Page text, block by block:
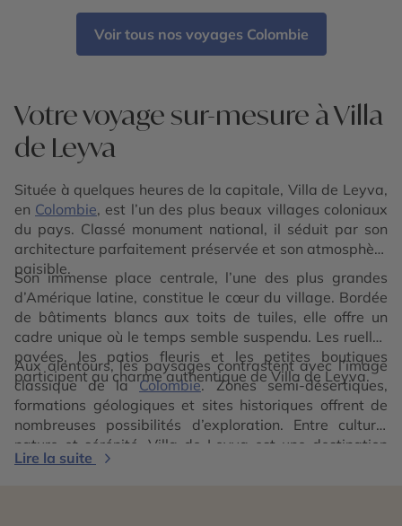
Voir tous nos voyages Colombie
Votre voyage sur-mesure à Villa
de Leyva
Située à quelques heures de la capitale, Villa de Leyva,
en Colombie, est l’un des plus beaux villages coloniaux
du pays. Classé monument national, il séduit par son
architecture parfaitement préservée et son atmosphère
paisible.
Son immense place centrale, l’une des plus grandes
d’Amérique latine, constitue le cœur du village. Bordée
de bâtiments blancs aux toits de tuiles, elle offre un
cadre unique où le temps semble suspendu. Les ruelles
pavées, les patios fleuris et les petites boutiques
participent au charme authentique de Villa de Leyva.
Aux alentours, les paysages contrastent avec l’image
classique de laColombie. Zones semi-désertiques,
formations géologiques et sites historiques offrent de
nombreuses possibilités d’exploration. Entre culture,
nature et sérénité, Villa de Leyva est une destination
idéale pour une escapade hors du temps.
Lire la suite